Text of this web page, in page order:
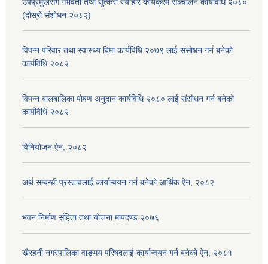
(दोस्रो संशोधन २०८२)
विपन्न परिवार तथा स्वास्थ्य बिमा कार्यविधि २०७९ लाई संसोधन गर्न बनेको
कार्यविधि २०८२
विपन्न बालबालिका पोषण अनुदान कार्यविधि २०८० लाई संसोधन गर्न बनेको
कार्यविधि २०८२
विनियोजन ऐन, २०८२
अर्थ सम्बन्धी प्रस्तावलाई कार्यान्वयन गर्न बनेको आर्थिक ऐन, २०८२
भवन निर्माण संहिता तथा योजना मापदण्ड २०७६
खैरहनी नगरपालिका वाङ्मय परिषदलाई कार्यान्वयन गर्न बनेको ऐन, २०८१